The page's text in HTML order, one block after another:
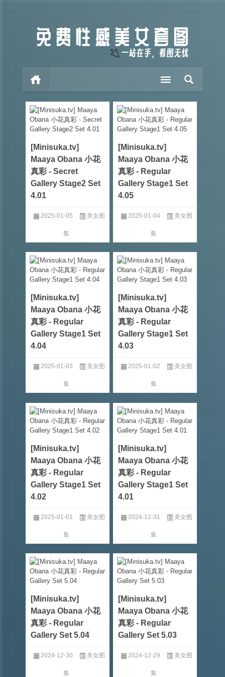
[Minisuka.tv]
Maaya Obana 小花
真彩 - Secret
Gallery Stage2 Set
4.01
2025-01-05 美女图
集
[Minisuka.tv]
Maaya Obana 小花
真彩 - Regular
Gallery Stage1 Set
4.05
2025-01-04 美女图
集
[Minisuka.tv]
Maaya Obana 小花
真彩 - Regular
Gallery Stage1 Set
4.04
2025-01-03 美女图
集
[Minisuka.tv]
Maaya Obana 小花
真彩 - Regular
Gallery Stage1 Set
4.03
2025-01-02 美女图
集
[Minisuka.tv]
Maaya Obana 小花
真彩 - Regular
Gallery Stage1 Set
4.02
2025-01-01 美女图
集
[Minisuka.tv]
Maaya Obana 小花
真彩 - Regular
Gallery Stage1 Set
4.01
2024-12-31 美女图
集
[Minisuka.tv]
Maaya Obana 小花
真彩 - Regular
Gallery Set 5.04
2024-12-30 美女图
集
[Minisuka.tv]
Maaya Obana 小花
真彩 - Regular
Gallery Set 5.03
2024-12-29 美女图
集